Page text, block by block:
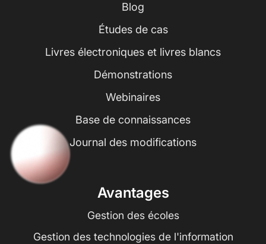
Blog
Études de cas
Livres électroniques et livres blancs
Démonstrations
Webinaires
Base de connaissances
Journal des modifications
Avantages
Gestion des écoles
Gestion des technologies de l'information